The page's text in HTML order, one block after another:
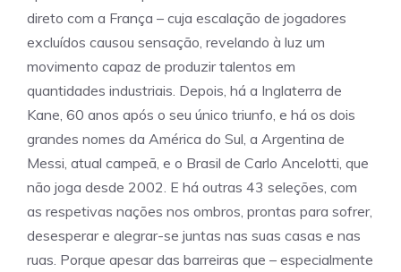
direto com a França – cuja escalação de jogadores
excluídos causou sensação, revelando à luz um
movimento capaz de produzir talentos em
quantidades industriais. Depois, há a Inglaterra de
Kane, 60 anos após o seu único triunfo, e há os dois
grandes nomes da América do Sul, a Argentina de
Messi, atual campeã, e o Brasil de Carlo Ancelotti, que
não joga desde 2002. E há outras 43 seleções, com
as respetivas nações nos ombros, prontas para sofrer,
desesperar e alegrar-se juntas nas suas casas e nas
ruas. Porque apesar das barreiras que – especialmente